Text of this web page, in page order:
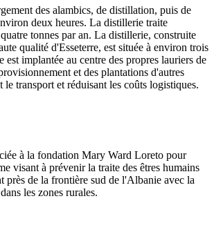
des alambics, de distillation, puis de
deux heures. La distillerie traite
tonnes par an. La distillerie, construite
qualité d'Esseterre, est située à environ trois
est implantée au centre des propres lauriers de
et des plantations d'autres
transport et réduisant les coûts logistiques.
à la fondation Mary Ward Loreto pour
visant à prévenir la traite des êtres humains
près de la frontière sud de l'Albanie avec la
les zones rurales.